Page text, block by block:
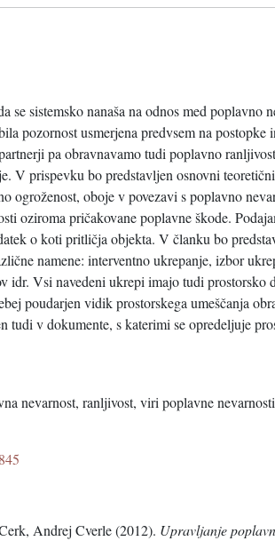
sistemsko nanaša na odnos med poplavno
pozornost usmerjena predvsem na postopke
pa obravnavamo tudi poplavno
V prispevku bo predstavljen osnovni
ogroženost, oboje v povezavi s poplavno
oziroma pričakovane poplavne škode.
o koti pritličja objekta. V članku bo
namene: interventno ukrepanje, izbor
idr. Vsi navedeni ukrepi imajo tudi prostorsko
poudarjen vidik prostorskega umeščanja
v dokumente, s katerimi se opredeljuje
nevarnost, ranljivost, viri poplavne
Andrej Cverle (2012). Upravljanje